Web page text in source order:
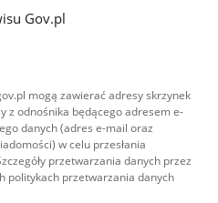
Gov.pl
mogą zawierać adresy skrzynek
z odnośnika będącego adresem e-
danych (adres e-mail oraz
w celu przesłania
przetwarzania danych przez
politykach przetwarzania danych